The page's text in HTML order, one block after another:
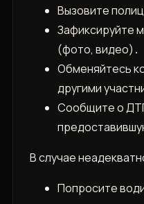
Вызовите
Зафиксируйте
(фото, видео)․
Обменяйтесь
другими
Сообщите о
В случае
Попросите